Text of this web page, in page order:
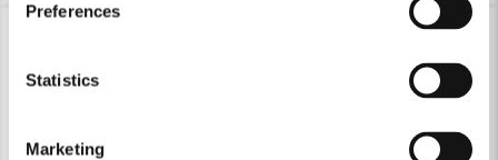
Preferences
Statistics
Marketing